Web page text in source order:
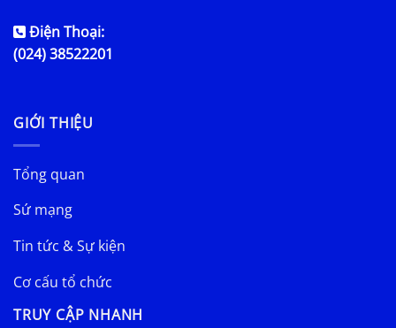
Điện Thoại:
(024) 38522201
GIỚI THIỆU
Tổng quan
Sứ mạng
Tin tức & Sự kiện
Cơ cấu tổ chức
TRUY CẬP NHANH